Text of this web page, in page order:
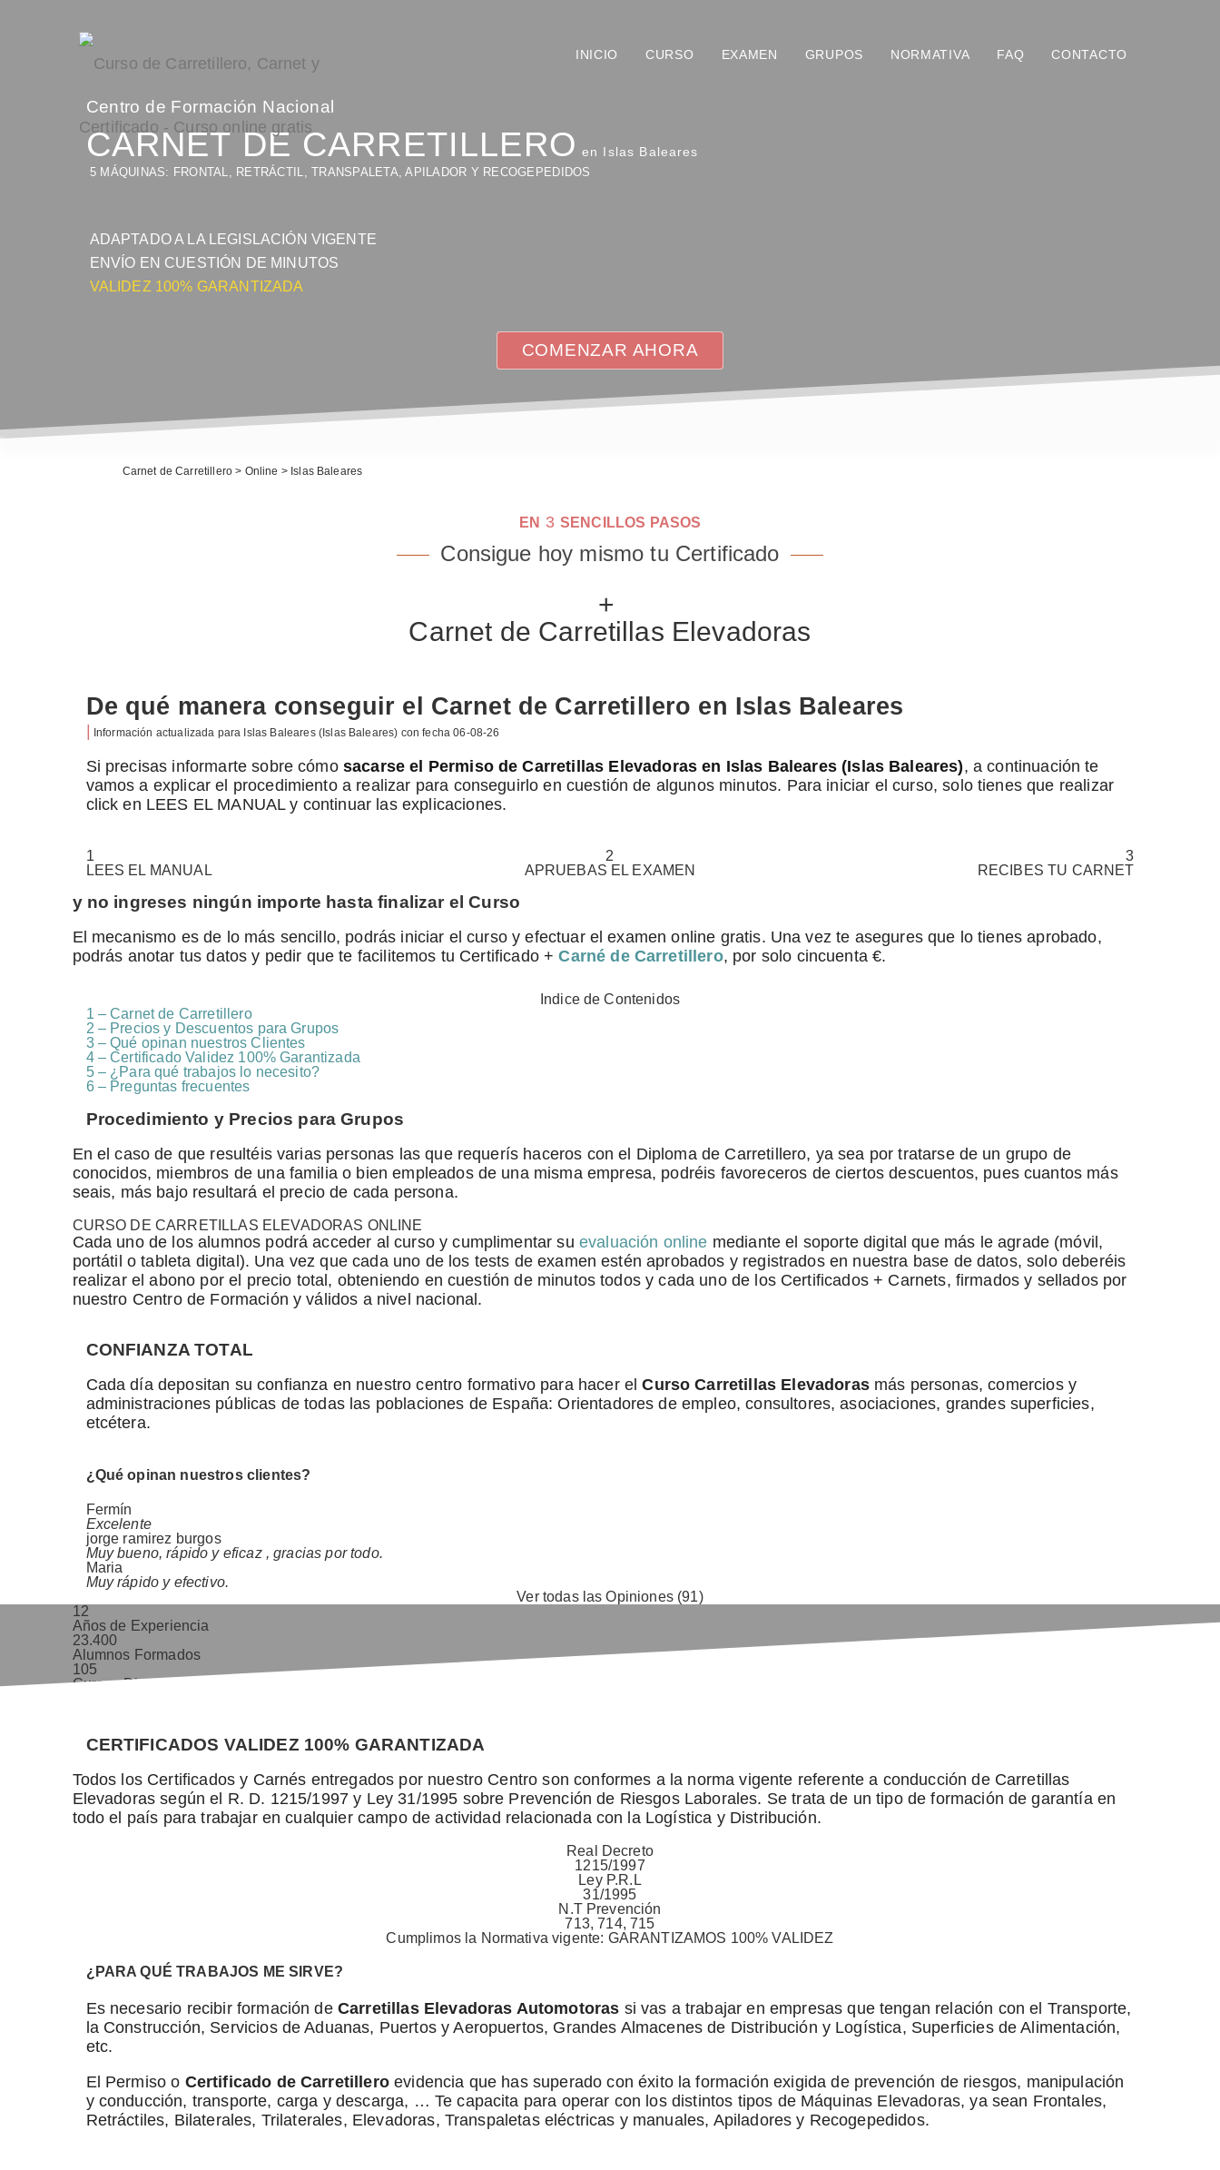
INICIO CURSO EXAMEN GRUPOS NORMATIVA FAQ CONTACTO
Centro de Formación Nacional
CARNET DE CARRETILLERO en Islas Baleares
5 MÁQUINAS: FRONTAL, RETRÁCTIL, TRANSPALETA, APILADOR Y RECOGEPEDIDOS
ADAPTADO A LA LEGISLACIÓN VIGENTE
ENVÍO EN CUESTIÓN DE MINUTOS
VALIDEZ 100% GARANTIZADA
COMENZAR AHORA
Carnet de Carretillero > Online > Islas Baleares
EN 3 SENCILLOS PASOS
Consigue hoy mismo tu Certificado
+
Carnet de Carretillas Elevadoras
De qué manera conseguir el Carnet de Carretillero en Islas Baleares
Información actualizada para Islas Baleares(Islas Baleares) con fecha06-08-26
Si precisas informarte sobre cómo sacarse el Permiso de Carretillas Elevadoras en Islas Baleares (Islas Baleares), a continuación te
vamos a explicar el procedimiento a realizar para conseguirlo en cuestión de algunos minutos. Para iniciar el curso, solo tienes que realizar
click en LEES EL MANUAL y continuar las explicaciones.
1
LEES EL MANUAL
2
APRUEBAS EL EXAMEN
3
RECIBESTU CARNET
y no ingreses ningún importe hasta finalizar el Curso
El mecanismo es de lo más sencillo, podrás iniciar el curso y efectuar el examen online gratis. Una vez te asegures que lo tienes aprobado,
podrás anotar tus datos y pedir que te facilitemos tu Certificado +Carné de Carretillero, por solo cincuenta €.
Indice de Contenidos
1 – Carnet de Carretillero
2 – Precios y Descuentos para Grupos
3 – Qué opinan nuestros Clientes
4 – Certificado Validez 100% Garantizada
5 – ¿Para qué trabajos lo necesito?
6 – Preguntas frecuentes
Procedimiento y Precios para Grupos
En el caso de que resultéis varias personas las que requerís haceros con el Diploma de Carretillero, ya sea por tratarse de un grupo de
conocidos, miembros de una familia o bien empleados de una misma empresa, podréis favoreceros de ciertos descuentos, pues cuantos más
seais, más bajo resultará el precio de cada persona.
CURSO DE CARRETILLAS ELEVADORAS ONLINE
Cada uno de los alumnos podrá acceder al curso y cumplimentar su evaluación online mediante el soporte digital que más le agrade (móvil,
portátil o tableta digital). Una vez que cada uno de los tests de examen estén aprobados y registrados en nuestra base de datos, solo deberéis
realizar el abono por el precio total, obteniendo en cuestión de minutos todos y cada uno de los Certificados + Carnets, firmados y sellados por
nuestro Centro de Formación y válidos a nivel nacional.
CONFIANZA TOTAL
Cada día depositan su confianza en nuestro centro formativo para hacer elCurso Carretillas Elevadorasmás personas, comercios y
administraciones públicas de todas las poblaciones de España: Orientadores de empleo, consultores, asociaciones, grandes superficies,
etcétera.
¿Qué opinan nuestros clientes?
Fermín
Excelente
jorge ramirez burgos
Muy bueno, rápido y eficaz , gracias por todo.
Maria
Muy rápido y efectivo.
Ver todas las Opiniones (91)
12
Años de Experiencia
23.400
Alumnos Formados
105
Cursos Disponibles
CERTIFICADOS VALIDEZ 100% GARANTIZADA
Todos los Certificados y Carnés entregados por nuestro Centro son conformes a la norma vigente referente a conducción de Carretillas
Elevadoras según el R. D. 1215/1997 y Ley 31/1995 sobre Prevención de Riesgos Laborales. Se trata de un tipo de formación de garantía en
todo el país para trabajar en cualquier campo de actividad relacionada con la Logística y Distribución.
Real Decreto
1215/1997
Ley P.R.L
31/1995
N.T Prevención
713, 714, 715
Cumplimos la Normativa vigente: GARANTIZAMOS 100% VALIDEZ
¿PARA QUÉ TRABAJOS ME SIRVE?
Es necesario recibir formación de Carretillas Elevadoras Automotoras si vas a trabajar en empresas que tengan relación con el Transporte,
la Construcción, Servicios de Aduanas, Puertos y Aeropuertos, Grandes Almacenes de Distribución y Logística, Superficies de Alimentación,
etc.
El Permiso o Certificado de Carretilleroevidencia que has superado con éxito la formación exigida de prevención de riesgos, manipulación
y conducción, transporte, carga y descarga, … Te capacita para operar con los distintos tipos de Máquinas Elevadoras, ya sean Frontales,
Retráctiles, Bilaterales, Trilaterales, Elevadoras, Transpaletas eléctricas y manuales, Apiladores y Recogepedidos.